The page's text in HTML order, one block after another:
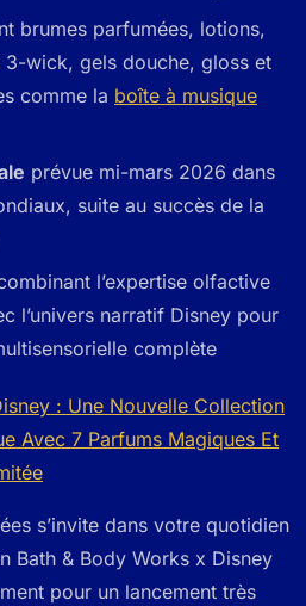
brumes parfumées, lotions,
wick, gels douche, gloss et
comme la boîte à musique
prévue mi-mars 2026 dans
suite au succès de la
l’expertise olfactive
l’univers narratif Disney pour
complète
s’invite dans votre quotidien
Bath & Body Works x Disney
pour un lancement très